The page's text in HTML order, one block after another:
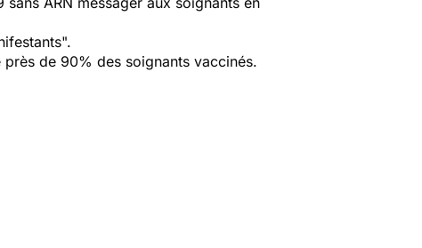
de 90% des soignants vaccinés.